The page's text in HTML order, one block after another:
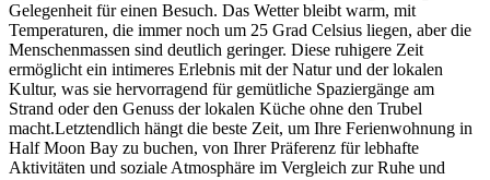
Gelegenheit für einen Besuch. Das Wetter bleibt warm, mit
Temperaturen, die immer noch um 25 Grad Celsius liegen, aber die
Menschenmassen sind deutlich geringer. Diese ruhigere Zeit
ermöglicht ein intimeres Erlebnis mit der Natur und der lokalen
Kultur, was sie hervorragend für gemütliche Spaziergänge am
Strand oder den Genuss der lokalen Küche ohne den Trubel
macht.Letztendlich hängt die beste Zeit, um Ihre Ferienwohnung in
Half Moon Bay zu buchen, von Ihrer Präferenz für lebhafte
Aktivitäten und soziale Atmosphäre im Vergleich zur Ruhe und